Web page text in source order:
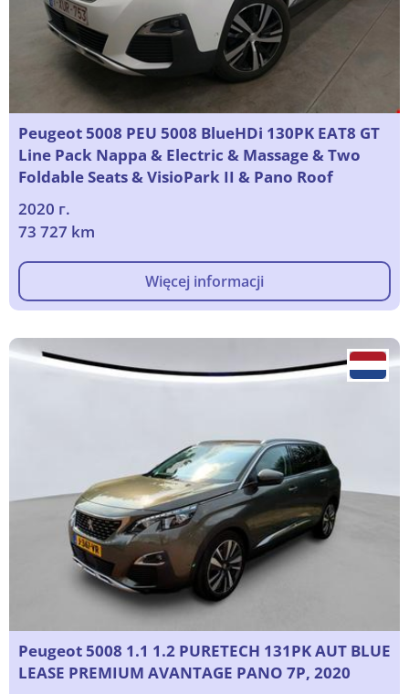
Peugeot 5008 PEU 5008 BlueHDi 130PK EAT8 GT
Line Pack Nappa & Electric & Massage & Two
Foldable Seats & VisioPark II & Pano Roof
2020 г.
73 727 km
Więcej informacji
Peugeot 5008 1.1 1.2 PURETECH 131PK AUT BLUE
LEASE PREMIUM AVANTAGE PANO 7P, 2020